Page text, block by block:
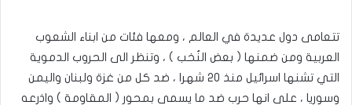
تتعامى دول عديدة في العالم ، ومعها فئات من ابناء الشعوب
العربية ومن ضمنها ( بعض النُخب ) ، وتنظر الى الحروب الدموية
التي تشنها اسرائيل منذ ٢٠ شهرا ، ضد كل من غزة ولبنان واليمن
وسوريا ، على انها حرب ضد ما يسمى بمحور ( المقاومة ) واذرعه